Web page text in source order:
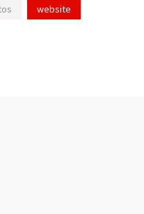
website